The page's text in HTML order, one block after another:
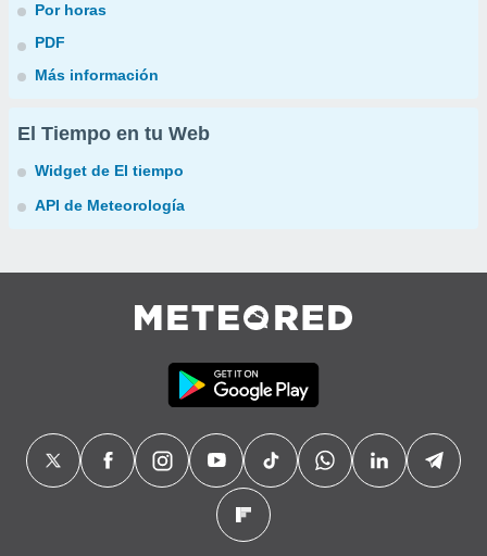
Por horas
PDF
Más información
El Tiempo en tu Web
Widget de El tiempo
API de Meteorología